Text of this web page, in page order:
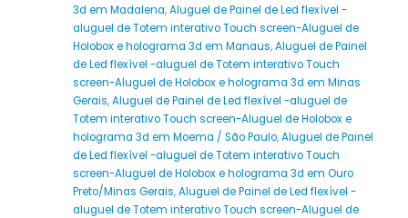
3d em Madalena,Aluguel de Painel de Led flexível -
aluguel de Totem interativo Touch screen-Aluguel de
Holobox e holograma 3d em Manaus,Aluguel de Painel
de Led flexível -aluguel de Totem interativo Touch
screen-Aluguel de Holobox e holograma 3d em Minas
Gerais,Aluguel de Painel de Led flexível -aluguel de
Totem interativo Touch screen-Aluguel de Holobox e
holograma 3d em Moema / São Paulo,Aluguel de Painel
de Led flexível -aluguel de Totem interativo Touch
screen-Aluguel de Holobox e holograma 3d em Ouro
Preto/Minas Gerais,Aluguel de Painel de Led flexível -
aluguel de Totem interativo Touch screen-Aluguel de